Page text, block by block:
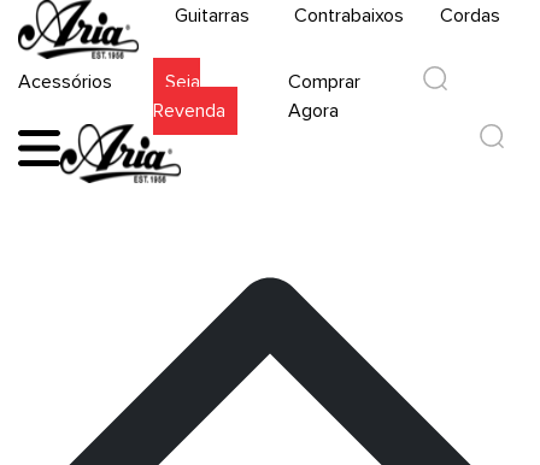
Guitarras Contrabaixos Cordas
Acessórios
Seja
Revenda
Comprar
Agora